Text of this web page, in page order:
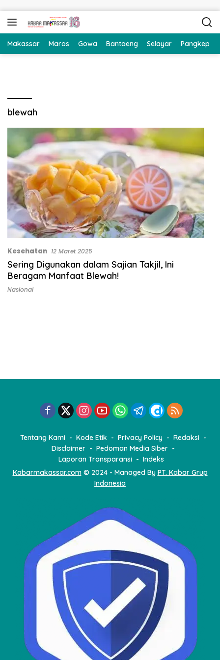
Makassar Maros Gowa Bantaeng Selayar Pangkep
blewah
Kesehatan 12 Maret 2025
Sering Digunakan dalam Sajian Takjil, Ini
Beragam Manfaat Blewah!
Nasional
Tentang Kami Kode Etik Privacy Policy
Redaksi
Disclaimer
Pedoman Media Siber
Laporan Transparansi
Indeks
Kabarmakassar.com© 2024 - Managed By PT. Kabar Grup
Indonesia